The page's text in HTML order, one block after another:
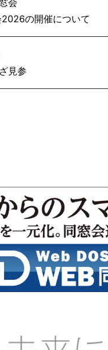
会
総会2026の開
踊り子隊